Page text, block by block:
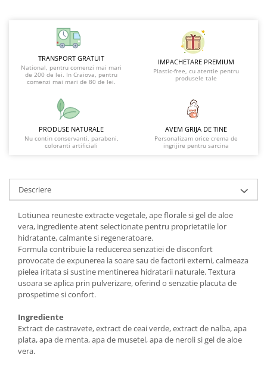
TRANSPORT GRATUIT
National, pentru comenzi mai mari
de 200 de lei. In Craiova, pentru
comenzi mai mari de 80 de lei.
IMPACHETARE PREMIUM
Plastic-free, cu atentie pentru
produsele tale
PRODUSE NATURALE
Nu contin conservanti, parabeni,
coloranti artificiali
AVEM GRIJA DE TINE
Personalizam orice crema de
ingrijire pentru sarcina
Descriere
Lotiunea reuneste extracte vegetale, ape florale si gel de aloe
vera, ingrediente atent selectionate pentru proprietatile lor
hidratante, calmante si regeneratoare.
Formula contribuie la reducerea senzatiei de disconfort
provocate de expunerea la soare sau de factorii externi, calmeaza
pielea iritata si sustine mentinerea hidratarii naturale. Textura
usoara se aplica prin pulverizare, oferind o senzatie placuta de
prospetime si confort.
Ingrediente
Extract de castravete, extract de ceai verde, extract de nalba, apa
plata, apa de menta, apa de musetel, apa de neroli si gel de aloe
vera.